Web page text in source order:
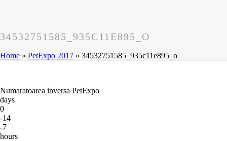
34532751585_935C11E895_O
Home » PetExpo 2017 » 34532751585_935c11e895_o
Numaratoarea inversa PetExpo
days
0
-14
-7
hours